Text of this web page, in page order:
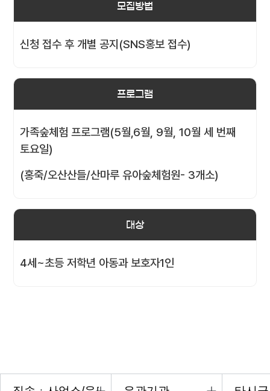
모집방법
신청 접수 후 개별 공지(SNS홍보 접수)
프로그램
가족숲체험 프로그램(5월,6월, 9월, 10월 세 번째
토요일)
(홍죽/오산산들/산마루 유아숲체험원- 3개소)
대상
4세~초등 저학년 아동과 보호자1인